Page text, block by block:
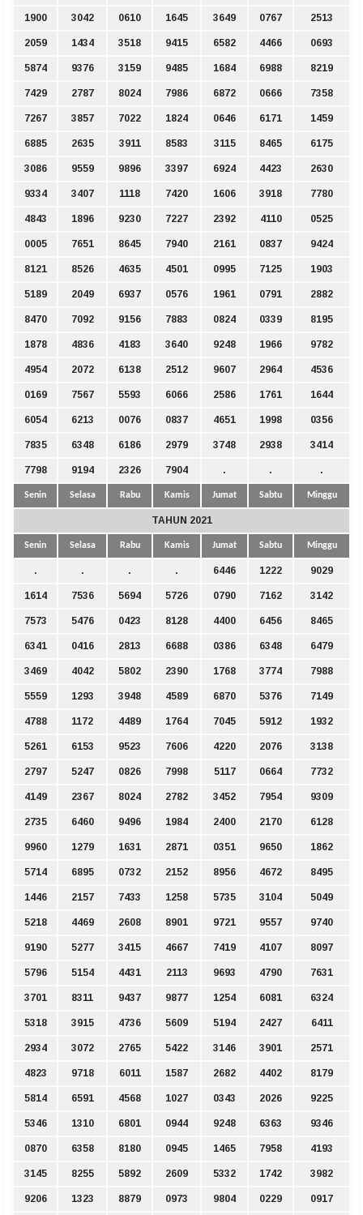
1900 3042 0610 1645 3649 0767 2513
2059 1434 3518 9415 6582 4466 0693
5874 9376 3159 9485 1684 6988 8219
7429 2787 8024 7986 6872 0666 7358
7267 3857 7022 1824 0646 6171 1459
6885 2635 3911 8583 3115 8465 6175
3086 9559 9896 3397 6924 4423 2630
9334 3407 1118 7420 1606 3918 7780
4843 1896 9230 7227 2392 4110 0525
0005 7651 8645 7940 2161 0837 9424
8121 8526 4635 4501 0995 7125 1903
5189 2049 6937 0576 1961 0791 2882
8470 7092 9156 7883 0824 0339 8195
1878 4836 4183 3640 9248 1966 9782
4954 2072 6138 2512 9607 2964 4536
0169 7567 5593 6066 2586 1761 1644
6054 6213 0076 0837 4651 1998 0356
7835 6348 6186 2979 3748 2938 3414
7798 9194 2326 7904 . . .
Senin Selasa Rabu Kamis Jumat Sabtu Minggu
TAHUN 2021
Senin Selasa Rabu Kamis Jumat Sabtu Minggu
. . . . 6446 1222 9029
1614 7536 5694 5726 0790 7162 3142
7573 5476 0423 8128 4400 6456 8465
6341 0416 2813 6688 0386 6348 6479
3469 4042 5802 2390 1768 3774 7988
5559 1293 3948 4589 6870 5376 7149
4788 1172 4489 1764 7045 5912 1932
5261 6153 9523 7606 4220 2076 3138
2797 5247 0826 7998 5117 0664 7732
4149 2367 8024 2782 3452 7954 9309
2735 6460 9496 1984 2400 2170 6128
9960 1279 1631 2871 0351 9650 1862
5714 6895 0732 2152 8956 4672 8495
1446 2157 7433 1258 5735 3104 5049
5218 4469 2608 8901 9721 9557 9740
9190 5277 3415 4667 7419 4107 8097
5796 5154 4431 2113 9693 4790 7631
3701 8311 9437 9877 1254 6081 6324
5318 3915 4736 5609 5194 2427 6411
2934 3072 2765 5422 3146 3901 2571
4823 9718 6011 1587 2682 4402 8179
5814 6591 4568 1027 0343 2026 9225
5346 1310 6801 0944 9248 6363 9346
0870 6358 8180 0945 1465 7958 4193
3145 8255 5892 2609 5332 1742 3982
9206 1323 8879 0973 9804 0229 0917